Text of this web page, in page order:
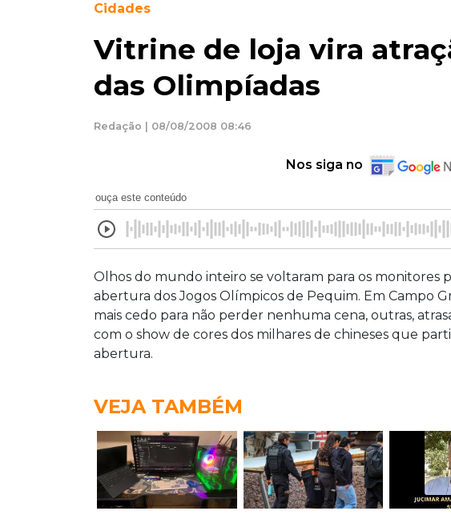
Cidades
Vitrine de loja vira
das Olimpíadas
Redação | 08/08/2008 08:46
Nos siga no
ouça este conteúdo
Olhos do mundo inteiro se voltaram para os monitores
abertura dos Jogos Olímpicos de Pequim. Em Campo
mais cedo para não perder nenhuma cena, outras,
com o show de cores dos milhares de chineses que
abertura.
VEJA TAMBÉM